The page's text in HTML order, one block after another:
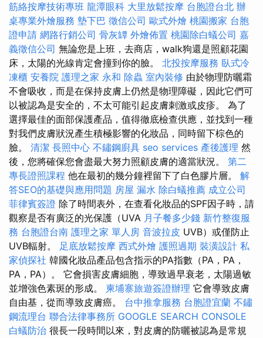
筋絡按摩技術專班 龍潭眼科 大里放鬆按摩 台胞證台北 辦
桌專業外燴服務 墊下巴 徵信公司 歐式外燴 桃園搬家 台胞
證申請 網路行銷公司 骨灰罈 外燴佈置 桃園除白蟻公司 嘉
義徵信公司 無論您是上班，去商店，walk狗還是照顧花園
床，太陽的光線肯定會撞到你的臉。 北投按摩服務 臥式冷
凍櫃 安養院 護理之家 永和 除蟲 室內裝修 由於物理防曬霜
不會吸收，而是在保持皮膚上仍然是物理障礙，因此它們可
以被認為是安全的，不太可能引起皮膚刺激或皮疹。 為了
選擇最佳的面部保護產品，值得徹底檢查供應，並找到一種
對我們皮膚狀況產生積極影響的化妝品，同時留下棕色的
臉。 清潔 長照中心 不鏽鋼廚具 seo services 產後護理 然
後，您將確保您會盡最大努力照顧皮膚的適當狀況。 第二
專長證照課程 他在最初的幾分鐘裡留下了白色膠片層。 解
答SEO的基礎與應用問題 房屋 漏水 除白蟻推薦 成立公司
菲律賓簽證 除了時間表外，在查看化妝品的SPF因子時，請
觀察是否有廣泛的光保護（UVA 月子餐多少錢 新竹整復服
務 台胞證台南 護理之家 單人房 音波拉皮 UVB）或僅防止
UVB輻射。 足底放鬆按摩 西式外燴 護照過期 裝潢設計 私
家偵探社 韓國化妝品產品包含指示的PA指數（PA，PA，
PA，PA）。 它會損害皮膚細胞，導致過早衰老，太陽過敏
並增強色素斑的形成。 柬埔寨旅遊簽證辦理 它會導致皮膚
自由基，從而導致皮膚癌。 台中推拿服務 台胞證宜蘭 不鏽
鋼流理台 聯合法律事務所 GOOGLE SEARCH CONSOLE
白蟻防治 很長一段時間以來，對皮膚的防曬被認為是常規